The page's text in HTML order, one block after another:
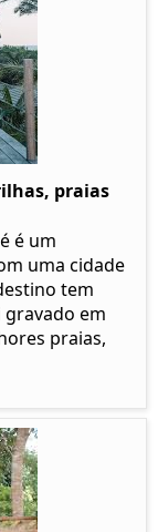
praias
é um
uma cidade
tem
em
praias,